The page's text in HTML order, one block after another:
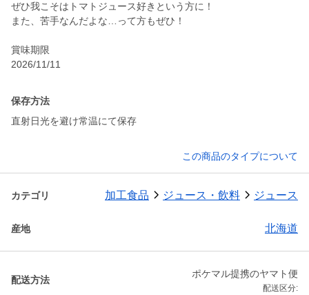
ぜひ我こそはトマトジュース好きという方に！
また、苦手なんだよな…って方もぜひ！
賞味期限
2026/11/11
保存方法
直射日光を避け常温にて保存
この商品のタイプについて
カテゴリ 加工食品 ジュース・飲料 ジュース
産地 北海道
配送方法
ポケマル提携のヤマト便
配送区分: